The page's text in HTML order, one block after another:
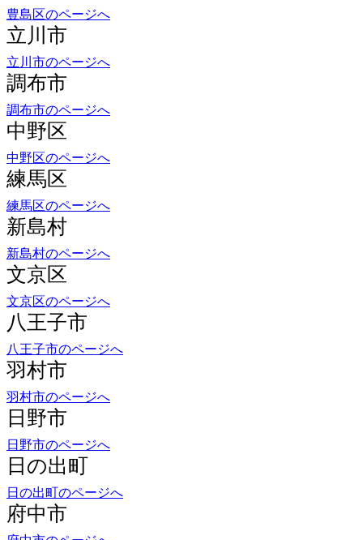
立川市のページへ
調布市
調布市のページへ
中野区
中野区のページへ
練馬区
練馬区のページへ
新島村
新島村のページへ
文京区
文京区のページへ
八王子市
八王子市のページへ
羽村市
羽村市のページへ
日野市
日野市のページへ
日の出町
日の出町のページへ
府中市
府中市のページへ
福生市